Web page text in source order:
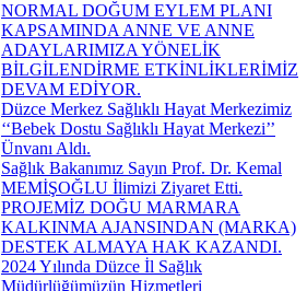
NORMAL DOĞUM EYLEM PLANI
KAPSAMINDA ANNE VE ANNE
ADAYLARIMIZA YÖNELİK
BİLGİLENDİRME ETKİNLİKLERİMİZ
DEVAM EDİYOR.
Düzce Merkez Sağlıklı Hayat Merkezimiz
‘‘Bebek Dostu Sağlıklı Hayat Merkezi’’
Ünvanı Aldı.
Sağlık Bakanımız Sayın Prof. Dr. Kemal
MEMİŞOĞLU İlimizi Ziyaret Etti.
PROJEMİZ DOĞU MARMARA
KALKINMA AJANSINDAN (MARKA)
DESTEK ALMAYA HAK KAZANDI.
2024 Yılında Düzce İl Sağlık
Müdürlüğümüzün Hizmetleri